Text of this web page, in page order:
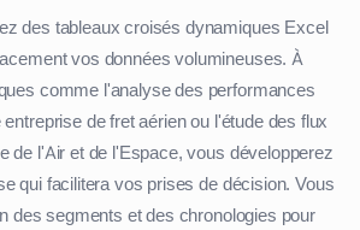
des tableaux croisés dynamiques Excel
vos données volumineuses. À
comme l'analyse des performances
de fret aérien ou l'étude des flux
de l'Air et de l'Espace, vous développerez
qui facilitera vos prises de décision. Vous
des segments et des chronologies pour